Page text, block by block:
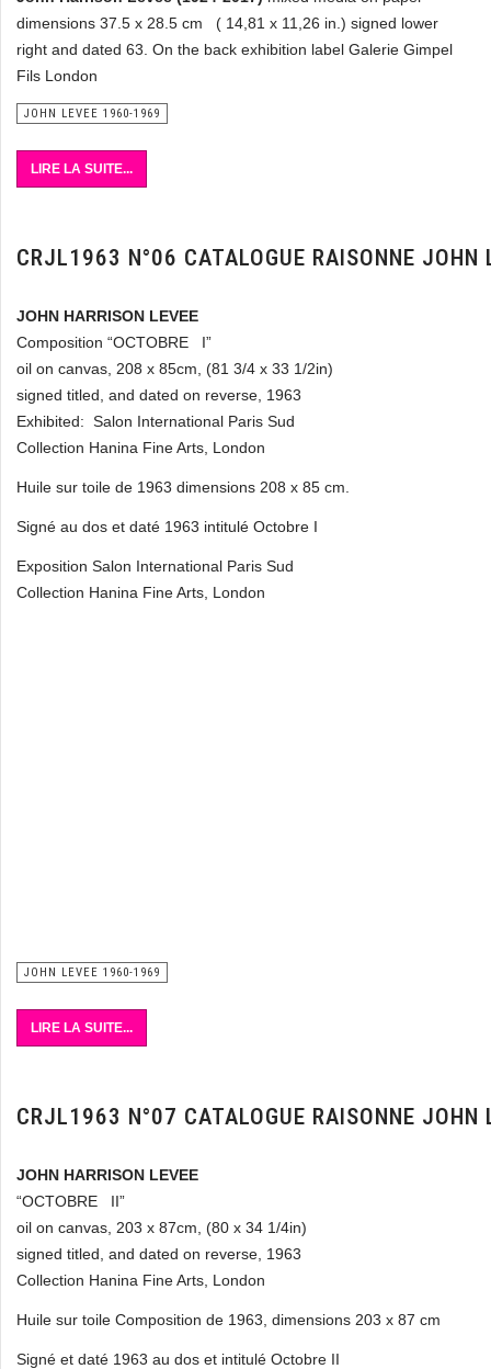
dimensions 37.5 x 28.5 cm ( 14,81 x 11,26 in.) signed lower
right and dated 63. On the back exhibition label Galerie Gimpel
Fils London
JOHN LEVEE 1960-1969
LIRE LA SUITE...
CRJL1963 N°06 CATALOGUE RAISONNE JOHN
JOHN HARRISON LEVEE
Composition “OCTOBRE I”
oil on canvas, 208 x 85cm, (81 3/4 x 33 1/2in)
signed titled, and dated on reverse, 1963
Exhibited: Salon International Paris Sud
Collection Hanina Fine Arts, London
Huile sur toile de 1963 dimensions 208 x 85 cm.
Signé au dos et daté 1963 intitulé Octobre I
Exposition Salon International Paris Sud
Collection Hanina Fine Arts, London
JOHN LEVEE 1960-1969
LIRE LA SUITE...
CRJL1963 N°07 CATALOGUE RAISONNE JOHN
JOHN HARRISON LEVEE
“OCTOBRE II”
oil on canvas, 203 x 87cm, (80 x 34 1/4in)
signed titled, and dated on reverse, 1963
Collection Hanina Fine Arts, London
Huile sur toile Composition de 1963, dimensions 203 x 87 cm
Signé et daté 1963 au dos et intitulé Octobre II